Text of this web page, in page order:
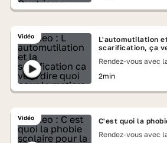
Vidéo
L'automutilation
scarification, ça
Rendez-vous avec
2min
Vidéo
C'est quoi la
Rendez-vous avec